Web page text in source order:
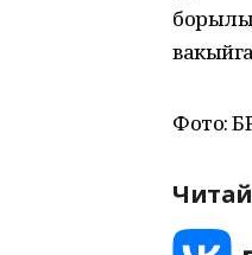
Фото: